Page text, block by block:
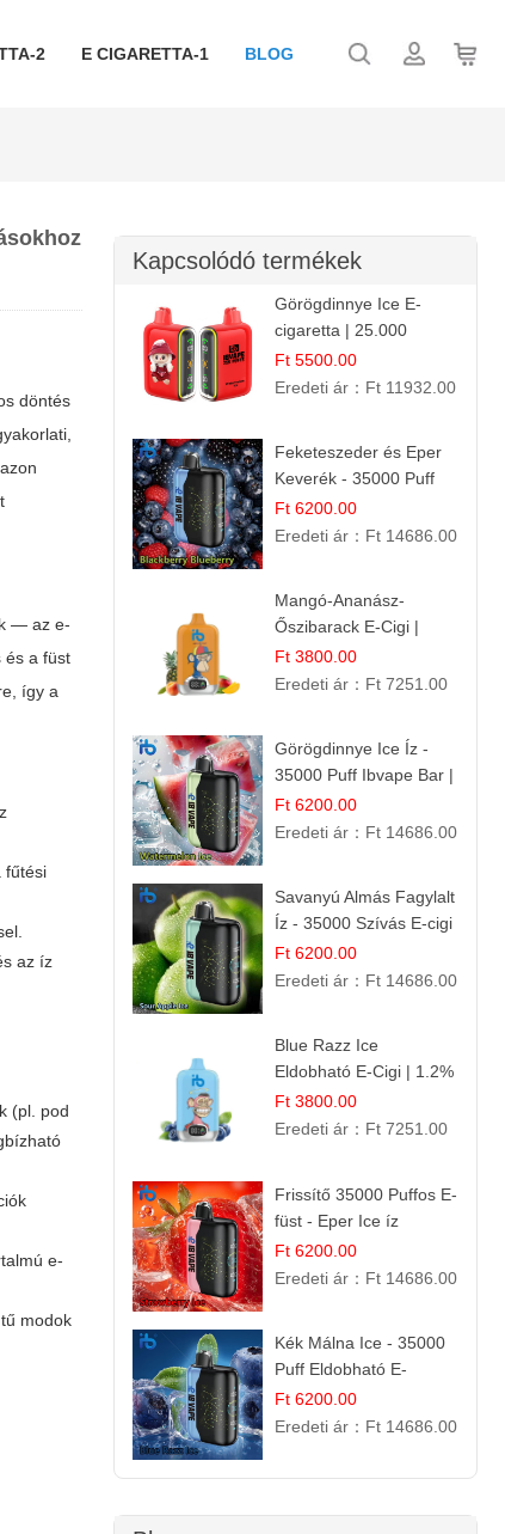
2 E CIGARETTA-1 BLOG
döntés
— az e-
és a füst
így a
fűtési
az íz
(pl. pod
e-
modok
Kapcsolódó termékek
Görögdinnye Ice E-
cigaretta | 25.000
Befújás | Premium E-
Liquid
Ft 5500.00
Eredeti ár： Ft 11932.00
Feketeszeder és Eper
Keverék - 35000 Puff
Eldobható Vape | Ízletes
Gyümölcsökombináció!
Ft 6200.00
Eredeti ár： Ft 14686.00
Mangó-Ananász-
Őszibarack E-Cigi |
12.000 Befújás |
Tropikus Gyümölcs Íz
Ft 3800.00
Eredeti ár： Ft 7251.00
Görögdinnye Ice Íz -
35000 Puff Ibvape Bar |
Frissítő Mentolos
Élmény!
Ft 6200.00
Eredeti ár： Ft 14686.00
Savanyú Almás Fagylalt
Íz - 35000 Szívás E-cigi
Ft 6200.00
Eredeti ár： Ft 14686.00
Blue Razz Ice
Eldobható E-Cigi | 1.2%
Nikotin | Jéghideg
Málna Íz
Ft 3800.00
Eredeti ár： Ft 7251.00
Frissítő 35000 Puffos E-
füst - Eper Ice íz
Ft 6200.00
Eredeti ár： Ft 14686.00
Kék Málna Ice - 35000
Puff Eldobható E-
cigaretta | Élénkítő
Gyümölcsös
Ft 6200.00
Eredeti ár： Ft 14686.00